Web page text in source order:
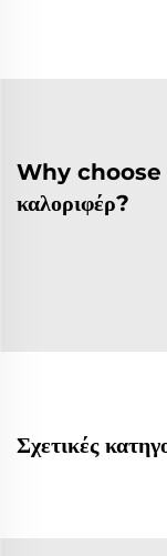
Why choose
καλοριφέρ?
Σχετικές